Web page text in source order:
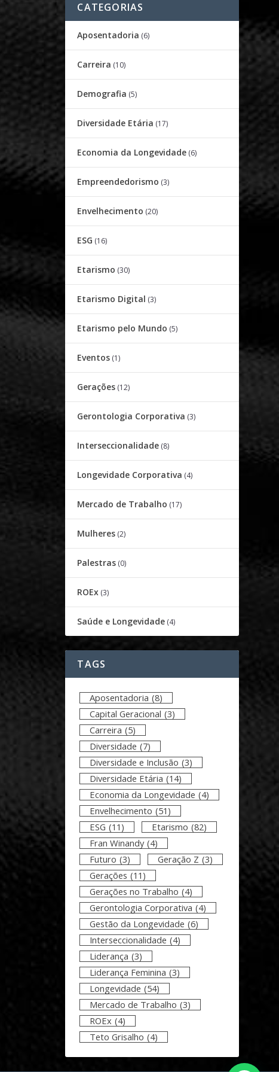
CATEGORIAS
Aposentadoria (6)
Carreira (10)
Demografia (5)
Diversidade Etária (17)
Economia da Longevidade (6)
Empreendedorismo (3)
Envelhecimento (20)
ESG (16)
Etarismo (30)
Etarismo Digital (3)
Etarismo pelo Mundo (5)
Eventos (1)
Gerações (12)
Gerontologia Corporativa (3)
Interseccionalidade (8)
Longevidade Corporativa (4)
Mercado de Trabalho (17)
Mulheres (2)
Palestras (0)
ROEx (3)
Saúde e Longevidade (4)
TAGS
Aposentadoria (8)
Capital Geracional (3)
Carreira (5)
Diversidade (7)
Diversidade e Inclusão (3)
Diversidade Etária (14)
Economia da Longevidade (4)
Envelhecimento (51)
ESG (11) Etarismo (82)
Fran Winandy (4)
Futuro (3) Geração Z (3)
Gerações (11)
Gerações no Trabalho (4)
Gerontologia Corporativa (4)
Gestão da Longevidade (6)
Interseccionalidade (4)
Liderança (3)
Liderança Feminina (3)
Longevidade (54)
Mercado de Trabalho (3)
ROEx (4)
Teto Grisalho (4)